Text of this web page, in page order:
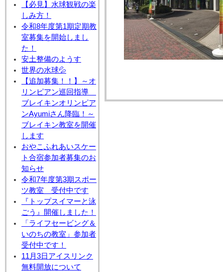
【必見】水球観戦の楽
しみ方！
令和8年度第1期定期教
室募集を開始しまし
た！
安土整備のようす
世界の水球💦
【追加募集！！】～オ
リンピアン巡回指導
ブレイキンオリンピア
ンAyumiさん降臨！～
ブレイキン教室を開催
します
おやこふれあいスケー
ト合宿参加者募集のお
知らせ
令和7年度第3期スポー
ツ教室 受付中です
『トップスイマーと泳
ごう』開催しました！
「ライフセービング＆
いのちの教室」参加者
受付中です！
11月3日アイスリンク
無料開放について